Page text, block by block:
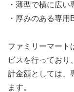
・薄型で横に広い
・厚みのある専用
ファミリーマート
ビスを行っており、
計金額としては、
ます。